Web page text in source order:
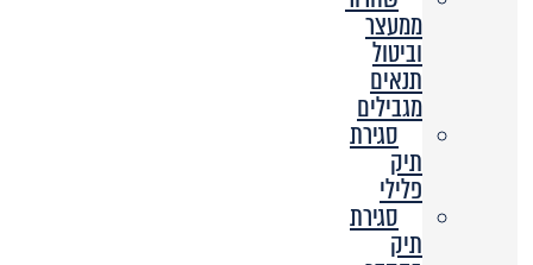
ממעצר
וביטול
תנאים
מגבילים
סגירת
תיק
פלילי
סגירת
תיק